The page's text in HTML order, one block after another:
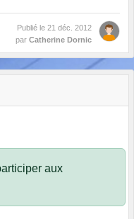
Publié le 21 déc. 2012
par Catherine Dornic
aux